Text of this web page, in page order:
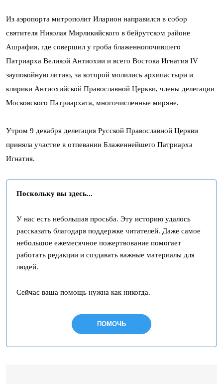
Из аэропорта митрополит Иларион направился в собор
святителя Николая Мирликийского в бейрутском районе
Ашрафия, где совершил у гроба блаженнопочившего
Патриарха Великой Антиохии и всего Востока Игнатия IV
заупокойную литию, за которой молились архипастыри и
клирики Антиохийской Православной Церкви, члены делегации
Московского Патриархата, многочисленные миряне.
Утром 9 декабря делегация Русской Православной Церкви
приняла участие в отпевании Блаженнейшего Патриарха
Игнатия.
Поскольку вы здесь...
У нас есть небольшая просьба. Эту историю удалось
рассказать благодаря поддержке читателей. Даже самое
небольшое ежемесячное пожертвование помогает
работать редакции и создавать важные материалы для
людей.
Сейчас ваша помощь нужна как никогда.
ПОМОЧЬ